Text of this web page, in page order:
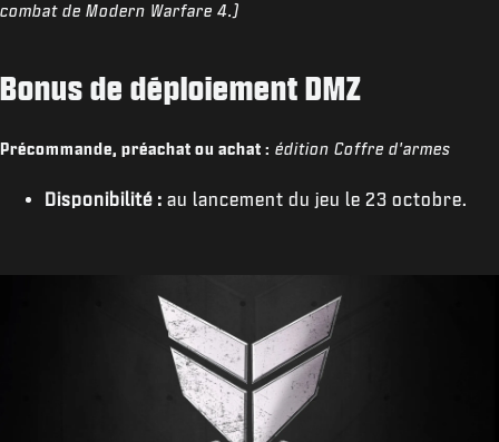
combat de Modern Warfare 4.)
Bonus de déploiement DMZ
Précommande, préachat ou achat : édition Coffre d'armes
Disponibilité : au lancement du jeu le 23 octobre.